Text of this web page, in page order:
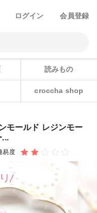
ログイン 会員登録
読みもの
croccha shop
モールド レジンモー
...
易度